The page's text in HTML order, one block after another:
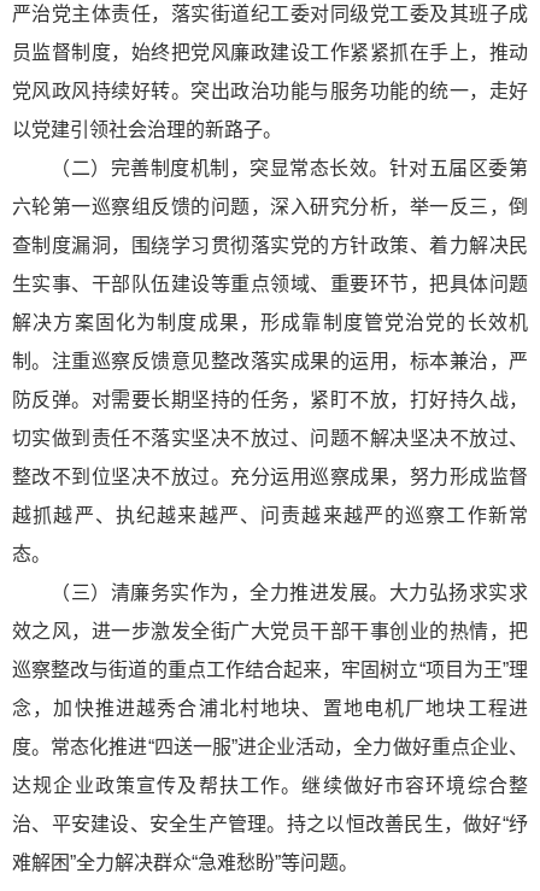
严治党主体责任，落实街道纪工委对同级党工委及其班子成
员监督制度，始终把党风廉政建设工作紧紧抓在手上，推动
党风政风持续好转。突出政治功能与服务功能的统一，走好
以党建引领社会治理的新路子。
（二）完善制度机制，突显常态长效。针对五届区委第
六轮第一巡察组反馈的问题，深入研究分析，举一反三，倒
查制度漏洞，围绕学习贯彻落实党的方针政策、着力解决民
生实事、干部队伍建设等重点领域、重要环节，把具体问题
解决方案固化为制度成果，形成靠制度管党治党的长效机
制。注重巡察反馈意见整改落实成果的运用，标本兼治，严
防反弹。对需要长期坚持的任务，紧盯不放，打好持久战，
切实做到责任不落实坚决不放过、问题不解决坚决不放过、
整改不到位坚决不放过。充分运用巡察成果，努力形成监督
越抓越严、执纪越来越严、问责越来越严的巡察工作新常
态。
（三）清廉务实作为，全力推进发展。大力弘扬求实求
效之风，进一步激发全街广大党员干部干事创业的热情，把
巡察整改与街道的重点工作结合起来，牢固树立“项目为王”理
念，加快推进越秀合浦北村地块、置地电机厂地块工程进
度。常态化推进“四送一服”进企业活动，全力做好重点企业、
达规企业政策宣传及帮扶工作。继续做好市容环境综合整
治、平安建设、安全生产管理。持之以恒改善民生，做好“纾
难解困”全力解决群众“急难愁盼”等问题。